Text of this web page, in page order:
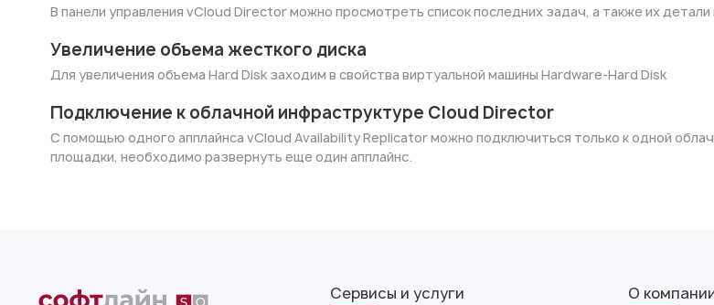
В панели управления vCloud Director можно просмотреть список последних задач, а также их
Увеличение объема жесткого диска
Для увеличения объема Hard Disk заходим в свойства виртуальной машины Hardware-Hard Disk
Подключение к облачной инфраструктуре Cloud Director
С помощью одного апплайнса vCloud Availability Replicator можно подключиться только к одной
площадки, необходимо развернуть еще один апплайнс.
Сервисы и услуги О